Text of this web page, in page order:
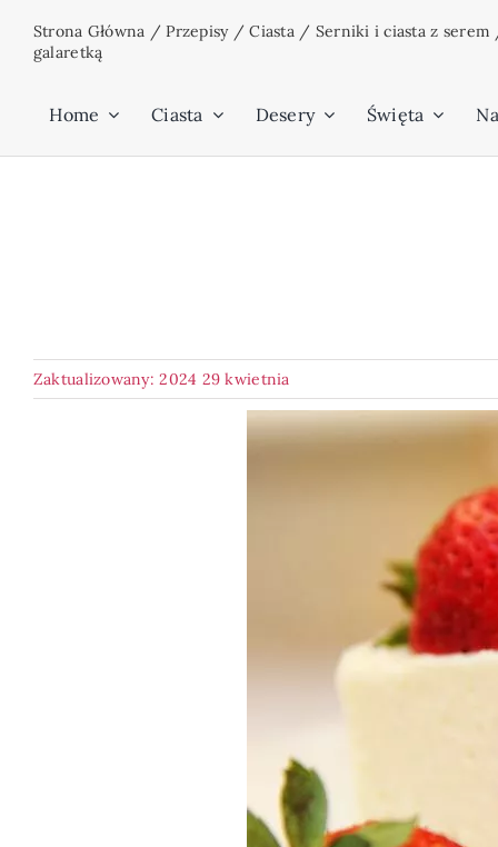
zawartości
Strona Główna /Przepisy/Ciasta/ Serniki i ciasta z serem
galaretką
Home Ciasta Desery Święta
Zaktualizowany: 2024 29 kwietnia